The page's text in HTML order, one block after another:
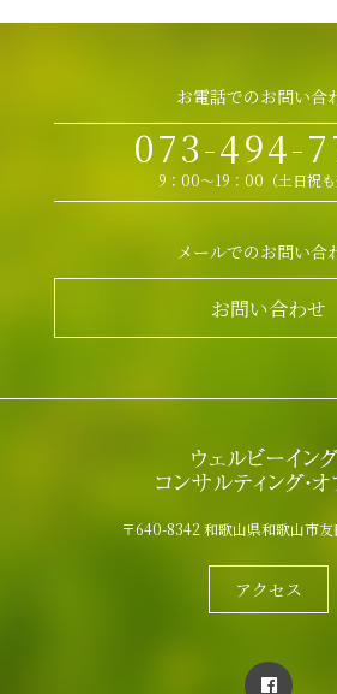
お電話でのお問い合
073-494-
9：00～19：00（土日祝も
メールでのお問い合
お問い合わせ
〒640-8342 和歌山県和歌山市
アクセス